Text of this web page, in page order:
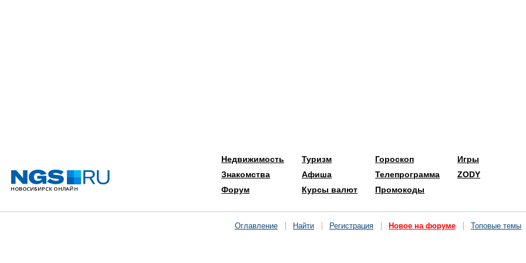
Недвижимость
Знакомства
Форум
Туризм
Афиша
Курсы валют
Гороскоп
Телепрограмма
Промокоды
Игры
ZODY
Оглавление Найти Регистрация Новое на форуме Топовые темы